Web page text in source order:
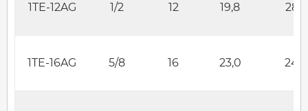
1TE-12AG 1/2 12 19,8 28
1TE-16AG 5/8 16 23,0 24